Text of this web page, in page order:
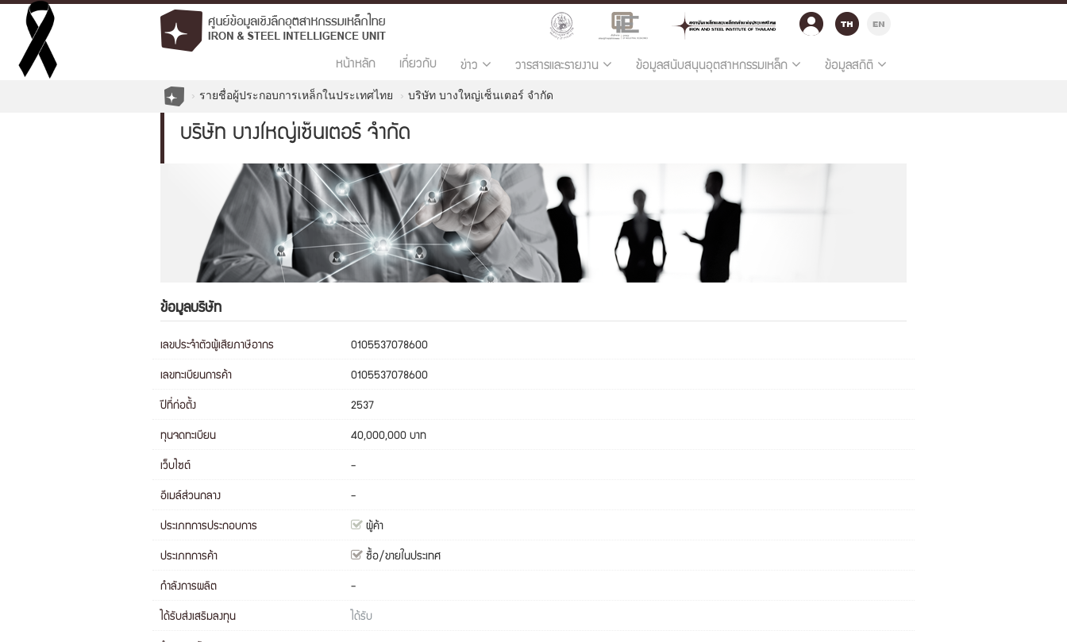
หน้าหลัก เกี่ยวกับ ข่าว วารสารและรายงาน ข้อมูลสนับสนุนอุตสาหกรรมเหล็ก ข้อมูลสถิติ
รายชื่อผู้ประกอบการเหล็กในประเทศไทย บริษัท บางใหญ่เซ็นเตอร์ จำกัด
บริษัท บางใหญ่เซ็นเตอร์ จำกัด
ข้อมูลบริษัท
เลขประจำตัวผู้เสียภาษีอากร 0105537078600
เลขทะเบียนการค้า 0105537078600
ปีที่ก่อตั้ง 2537
ทุนจดทะเบียน 40,000,000 บาท
เว็บไซต์ -
อีเมล์ส่วนกลาง -
ประเภทการประกอบการ ผู้ค้า
ประเภทการค้า ซื้อ/ขายในประเทศ
กำลังการผลิต -
ได้รับส่งเสริมลงทุน ได้รับ